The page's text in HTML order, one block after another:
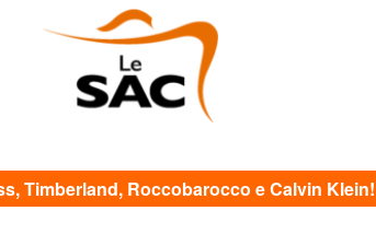
Timberland, Roccobarocco e Calvin